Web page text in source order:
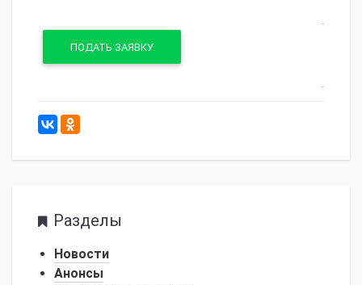
ПОДАТЬ ЗАЯВКУ
Разделы
Новости
Анонсы